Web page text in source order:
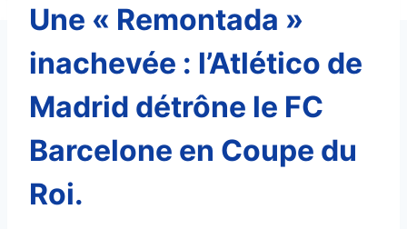
Une « Remontada »
inachevée : l’Atlético de
Madrid détrône le FC
Barcelone en Coupe du
Roi.